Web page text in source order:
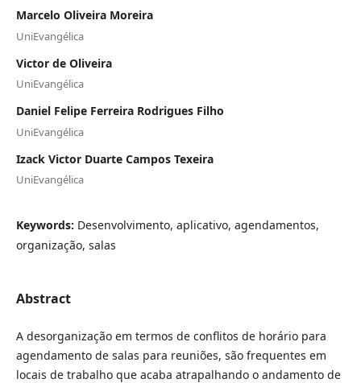
Marcelo Oliveira Moreira
UniEvangélica
Victor de Oliveira
UniEvangélica
Daniel Felipe Ferreira Rodrigues Filho
UniEvangélica
Izack Victor Duarte Campos Texeira
UniEvangélica
Keywords: Desenvolvimento, aplicativo, agendamentos,
organização, salas
Abstract
A desorganização em termos de conflitos de horário para
agendamento de salas para reuniões, são frequentes em
locais de trabalho que acaba atrapalhando o andamento de